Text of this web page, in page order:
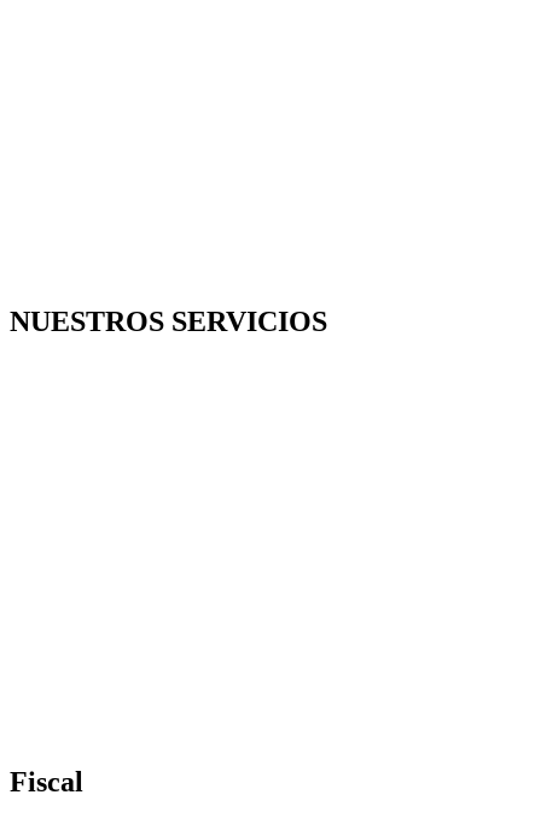
NUESTROS SERVICIOS
Fiscal